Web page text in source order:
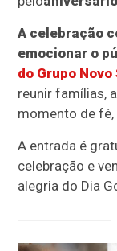
A celebração
emocionar o
do Grupo Novo
reunir famílias,
momento de fé,
A entrada é
celebração e
alegria do Dia